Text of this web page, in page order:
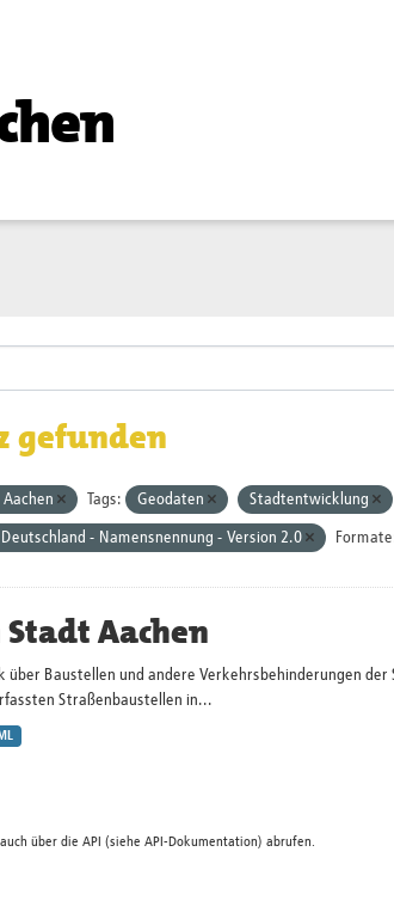
gefunden
Tags: Geodaten Stadtentwicklung
- Namensnennung - Version 2.0
Aachen
über Baustellen und andere Verkehrsbehinderungen
Straßenbaustellen in...
über die API (siehe API-Dokumentation) abrufen.